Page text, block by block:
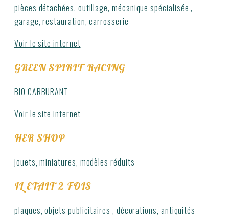
pièces détachées, outillage, mécanique spécialisée ,
garage, restauration, carrosserie
Voir le site internet
GREEN SPIRIT RACING
BIO CARBURANT
Voir le site internet
HER SHOP
jouets, miniatures, modèles réduits
IL ETAIT 2 FOIS
plaques, objets publicitaires , décorations, antiquités